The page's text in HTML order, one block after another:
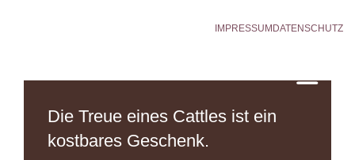
IMPRESSUM DATENSCHUTZ
Die Treue eines Cattles ist ein
kostbares Geschenk.